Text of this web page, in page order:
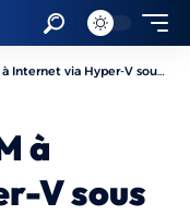
via Hyper-V sous Windows 8
à
V sous